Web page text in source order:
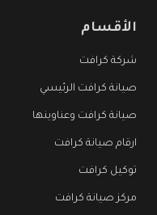
الأقسام
شركة كرافت
صيانة كرافت الرئيسي
صيانة كرافت وعناوينها
ارقام صيانة كرافت
توكيل كرافت
مركز صيانة كرافت